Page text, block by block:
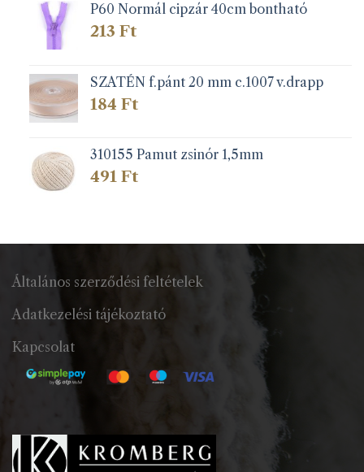
P60 Normál cipzár 40cm bontható
213 Ft
SZATÉN f.pánt 20 mm c.1007 v.drapp
184 Ft
310155 Pamut zsinór 1,5mm
491 Ft
Általános szerződési feltételek
Adatkezelési tájékoztató
Kapcsolat